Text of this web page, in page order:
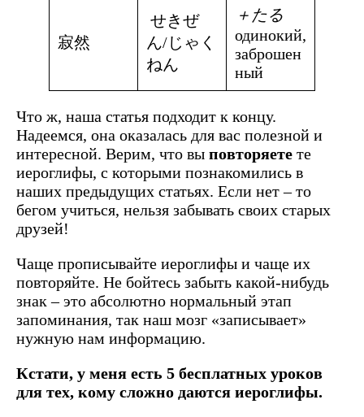
寂然
せきぜ
ん/じゃく
ねん
＋たる
одинокий,
заброшен
ный
Что ж, наша статья подходит к концу.
Надеемся, она оказалась для вас полезной и
интересной. Верим, что вы повторяете те
иероглифы, с которыми познакомились в
наших предыдущих статьях. Если нет – то
бегом учиться, нельзя забывать своих старых
друзей!
Чаще прописывайте иероглифы и чаще их
повторяйте. Не бойтесь забыть какой-нибудь
знак – это абсолютно нормальный этап
запоминания, так наш мозг «записывает»
нужную нам информацию.
Кстати, у меня есть 5 бесплатных уроков
для тех, кому сложно даются иероглифы.